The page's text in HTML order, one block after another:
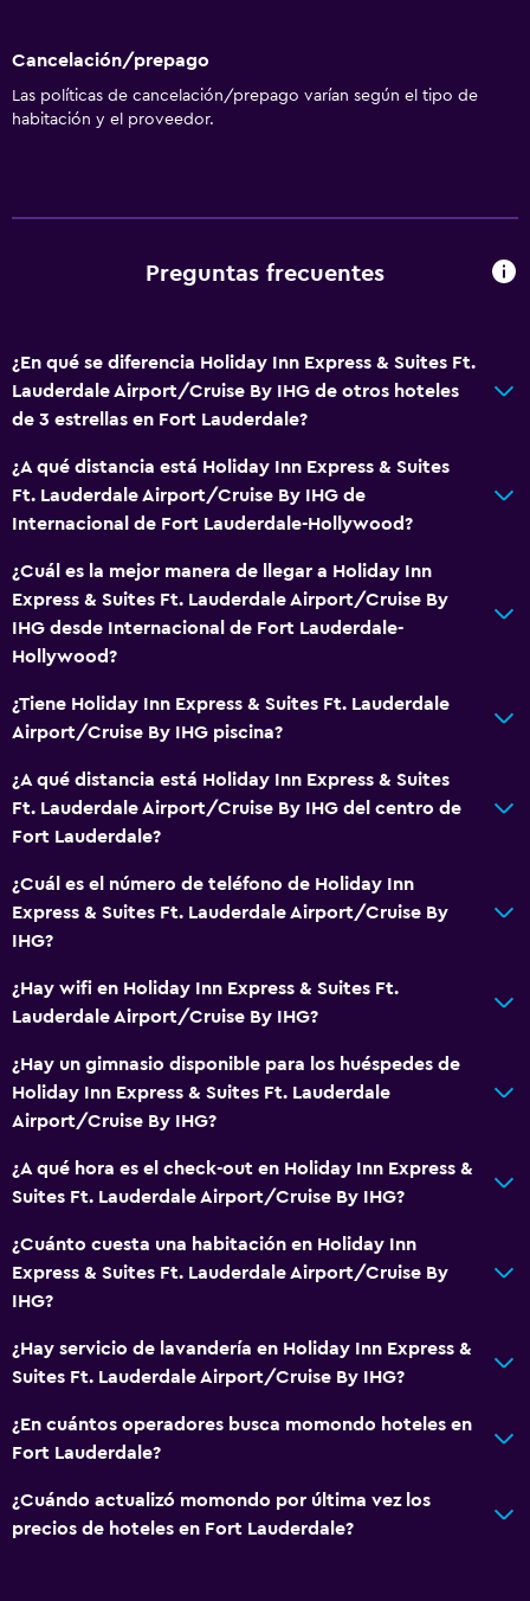
Inodoro con barras de apoyo
Plantas superiores accesibles por ascensor
Entrada privada
Papel higiénico
Cepillo de dientes
Baño privado
Ducha italiana
Comedor
Microondas
Cafetera
Máquina expendedora (botanas)
Zona de estar
Posibilidad de habitaciones conectadas
Alfombrado
Espacio de almacenamiento
Cajero automático/banco
Caja fuerte
Instalaciones para reuniones
Check-out exprés
Recepción 24 horas
Estacionamiento y transporte
Traslado al aeropuerto gratuito
Cancelación/prepago
Las políticas de cancelación/prepago varían según el tipo de
habitación y el proveedor.
Preguntas frecuentes
¿En qué se diferencia Holiday Inn Express & Suites Ft.
Lauderdale Airport/Cruise By IHG de otros hoteles
de 3 estrellas en Fort Lauderdale?
¿A qué distancia está Holiday Inn Express & Suites
Ft. Lauderdale Airport/Cruise By IHG de
Internacional de Fort Lauderdale-Hollywood?
¿Cuál es la mejor manera de llegar a Holiday Inn
Express & Suites Ft. Lauderdale Airport/Cruise By
IHG desde Internacional de Fort Lauderdale-
Hollywood?
¿Tiene Holiday Inn Express & Suites Ft. Lauderdale
Airport/Cruise By IHG piscina?
¿A qué distancia está Holiday Inn Express & Suites
Ft. Lauderdale Airport/Cruise By IHG del centro de
Fort Lauderdale?
¿Cuál es el número de teléfono de Holiday Inn
Express & Suites Ft. Lauderdale Airport/Cruise By
IHG?
¿Hay wifi en Holiday Inn Express & Suites Ft.
Lauderdale Airport/Cruise By IHG?
¿Hay un gimnasio disponible para los huéspedes de
Holiday Inn Express & Suites Ft. Lauderdale
Airport/Cruise By IHG?
¿A qué hora es el check-out en Holiday Inn Express &
Suites Ft. Lauderdale Airport/Cruise By IHG?
¿Cuánto cuesta una habitación en Holiday Inn
Express & Suites Ft. Lauderdale Airport/Cruise By
IHG?
¿Hay servicio de lavandería en Holiday Inn Express &
Suites Ft. Lauderdale Airport/Cruise By IHG?
¿En cuántos operadores busca momondo hoteles en
Fort Lauderdale?
¿Cuándo actualizó momondo por última vez los
precios de hoteles en Fort Lauderdale?